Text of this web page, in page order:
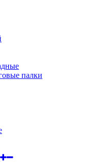
палки